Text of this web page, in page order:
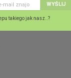
WYŚLIJ
takiego jak nasz..?